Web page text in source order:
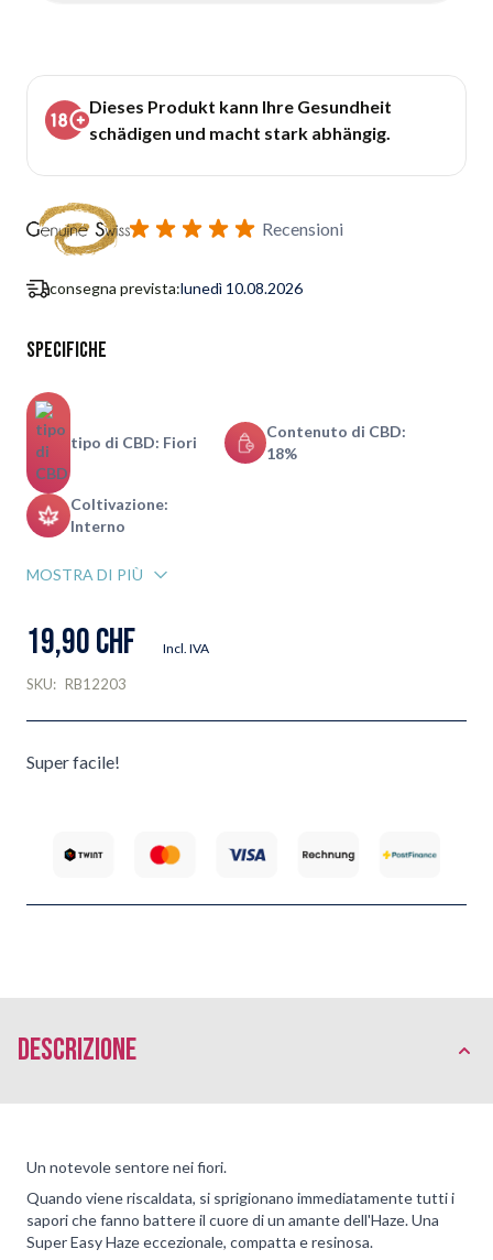
Dieses Produkt kann Ihre Gesundheit
schädigen und macht stark abhängig.
Recensioni
consegna prevista:lunedì 10.08.2026
Specifiche
tipo di CBD: Fiori
Contenuto di CBD:
18%
Coltivazione:
Interno
MOSTRA DI PIÙ
19,90 CHF Incl. IVA
SKU: RB12203
Super facile!
Descrizione
Un notevole sentore nei fiori.
Quando viene riscaldata, si sprigionano immediatamente tutti i
sapori che fanno battere il cuore di un amante dell'Haze. Una
Super Easy Haze eccezionale, compatta e resinosa.